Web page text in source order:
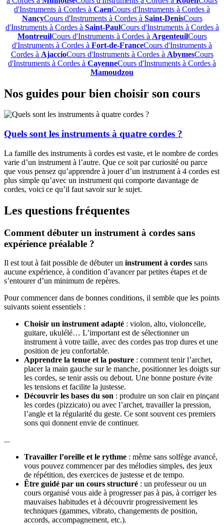
d'Instruments à Cordes à CaenCours d'Instruments à Cordes à
NancyCours d'Instruments à Cordes à Saint-DenisCours
d'Instruments à Cordes à Saint-PaulCours d'Instruments à Cordes à
MontreuilCours d'Instruments à Cordes à ArgenteuilCours
d'Instruments à Cordes à Fort-de-FranceCours d'Instruments à
Cordes à AjaccioCours d'Instruments à Cordes à AbymesCours
d'Instruments à Cordes à CayenneCours d'Instruments à Cordes à
Mamoudzou
Nos guides pour bien choisir son cours
Quels sont les instruments à quatre cordes ?
La famille des instruments à cordes est vaste, et le nombre de cordes
varie d’un instrument à l’autre. Que ce soit par curiosité ou parce
que vous pensez qu’apprendre à jouer d’un instrument à 4 cordes est
plus simple qu’avec un instrument qui comporte davantage de
cordes, voici ce qu’il faut savoir sur le sujet.
Les questions fréquentes
Comment débuter un instrument à cordes sans
expérience préalable ?
Il est tout à fait possible de débuter un instrument à cordes sans
aucune expérience, à condition d’avancer par petites étapes et de
s’entourer d’un minimum de repères.
Pour commencer dans de bonnes conditions, il semble que les points
suivants soient essentiels :
Choisir un instrument adapté : violon, alto, violoncelle,
guitare, ukulélé… L’important est de sélectionner un
instrument à votre taille, avec des cordes pas trop dures et une
position de jeu confortable.
Apprendre la tenue et la posture : comment tenir l’archet,
placer la main gauche sur le manche, positionner les doigts sur
les cordes, se tenir assis ou debout. Une bonne posture évite
les tensions et facilite la justesse.
Découvrir les bases du son : produire un son clair en pinçant
les cordes (pizzicato) ou avec l’archet, travailler la pression,
l’angle et la régularité du geste. Ce sont souvent ces premiers
sons qui donnent envie de continuer.
...
Travailler l’oreille et le rythme : même sans solfège avancé,
vous pouvez commencer par des mélodies simples, des jeux
de répétition, des exercices de justesse et de tempo.
Être guidé par un cours structuré : un professeur ou un
cours organisé vous aide à progresser pas à pas, à corriger les
mauvaises habitudes et à découvrir progressivement les
techniques (gammes, vibrato, changements de position,
accords, accompagnement, etc.).